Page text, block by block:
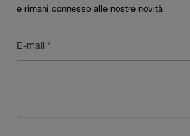
e rimani connesso alle nostre novità
E-mail *